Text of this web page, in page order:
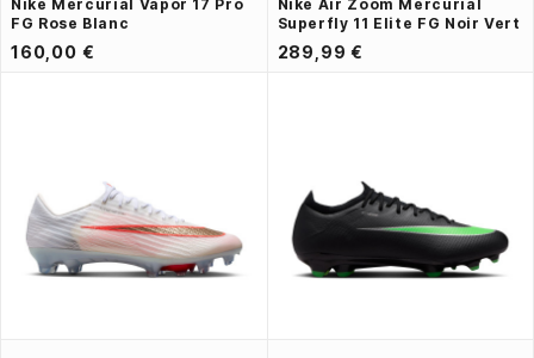
Nike Mercurial Vapor 17 Pro
FG Rose Blanc
160,00 €
Nike Air Zoom Mercurial
Superfly 11 Elite FG Noir Vert
289,99 €